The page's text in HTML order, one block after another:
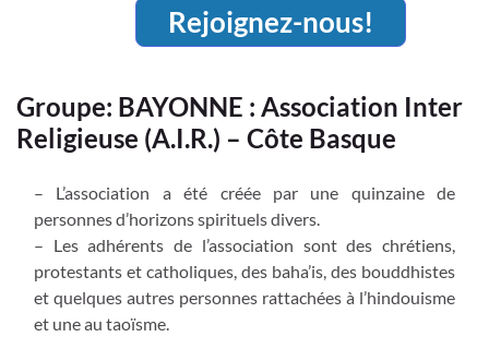
Rejoignez-nous!
Groupe: BAYONNE : Association Inter
Religieuse (A.I.R.) – Côte Basque
– L’association a été créée par une quinzaine de
personnes d’horizons spirituels divers.
– Les adhérents de l’association sont des chrétiens,
protestants et catholiques, des baha’is, des bouddhistes
et quelques autres personnes rattachées à l’hindouisme
et une au taoïsme.